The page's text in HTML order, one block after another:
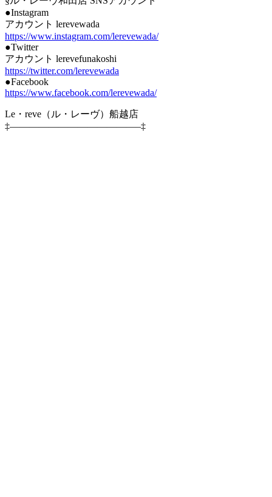
●Instagram
アカウント lerevewada
https://www.instagram.com/lerevewada/
●Twitter
アカウント lerevefunakoshi
https://twitter.com/lerevewada
●Facebook
https://www.facebook.com/lerevewada/
Le・reve（ル・レーヴ）船越店
‡—————————————–‡